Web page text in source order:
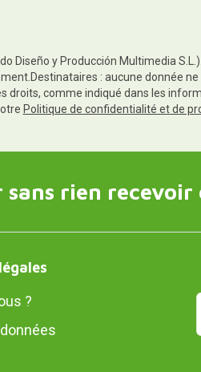
Diseño y Producción Multimedia
: aucune donnée
droits, comme indiqué dans les
Politique de confidentialité et de
sans rien recevoir
?